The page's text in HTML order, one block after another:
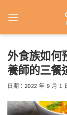
外食族如何
養師的三餐
日期： 2022 年 9 月 1